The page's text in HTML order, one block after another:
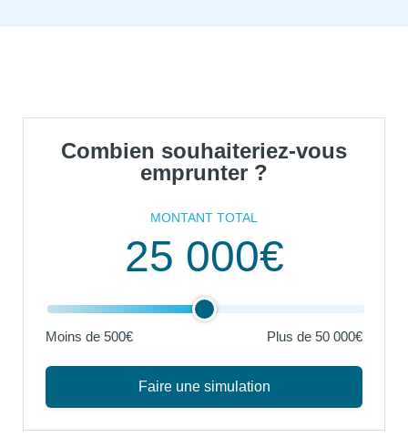
Combien souhaiteriez-vous
emprunter ?
MONTANT TOTAL
25 000€
Moins de 500€ Plus de 50 000€
Faire une simulation